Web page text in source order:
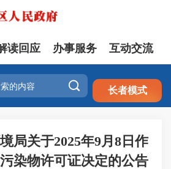
注册 登录
读回应 办事服务 互动交流
 长者模式
局关于2025年9月8日作
染物许可证决定的公告